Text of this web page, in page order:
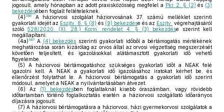
jogosult, amely hónapban az adott praxisközösség megfelel a Pkr. 2. § (2) és (3)
bekezdésében foglalt feltételeknek.
(4) 186
A háziorvosi szolgálat háziorvosának 37. számú melléklet szerinti
gyakorlati idejét az Eszjtv. 8. § (8) és (9) bekezdése és az Eszjtv. végrehajtásáról
szóló528/2020. (XI. 28.) Korm. rendelet 4. § (3) bekezdése szerint kell
megállapítani.
(4a) 187 A (4) bekezdés szerinti gyakorlati időből a bértámogatás mértékének
meghatározása során kizárólag az orvos által az orvosi végzettség megszerzését
követően teljesített, és igazolásokkal alátámasztott gyakorlati idő vehető
figyelembe.
(5) A háziorvosi bértámogatáshoz szükséges gyakorlati időt a NEAK felé
igazolni kell. A NEAK a gyakorlati idő igazolásához iratokat kérhet be, és
ellenőrzést folytathat le. A háziorvosi bértámogatás a gyakorlati idő szerint
módosul, amelyet a NEAK a nyilvántartásában átvezet.
(6) Az (1) bekezdésben foglaltaknál kisebb óraszámban, vagy rövidebb
időtartamban történő foglalkoztatás esetén a háziorvosi szolgáltató időarányos
díjazásra jogosult.
(7) A háziorvosi bértámogatásra a háziorvosi, házi gyermekorvosi szolgálatok a